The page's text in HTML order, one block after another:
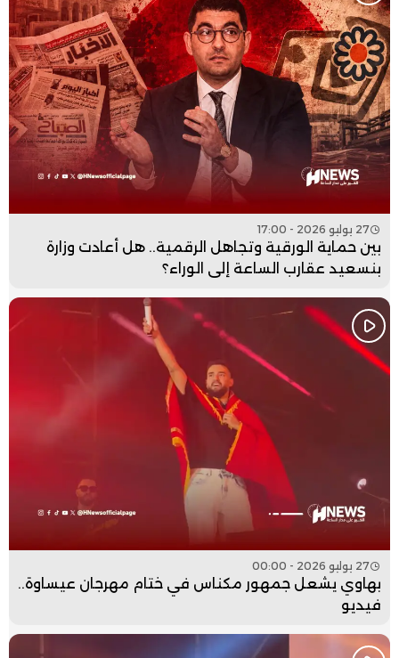
27 يوليو 2026 - 17:00
بين حماية الورقية وتجاهل الرقمية.. هل أعادت وزارة
بنسعيد عقارب الساعة إلى الوراء؟
27 يوليو 2026 - 00:00
بهاوي يشعل جمهور مكناس في ختام مهرجان عيساوة..
فيديو